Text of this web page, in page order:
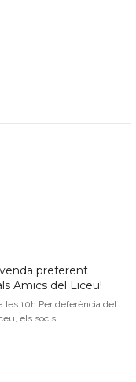
preferent
Amics del Liceu!
les 10h Per deferència del
els socis…